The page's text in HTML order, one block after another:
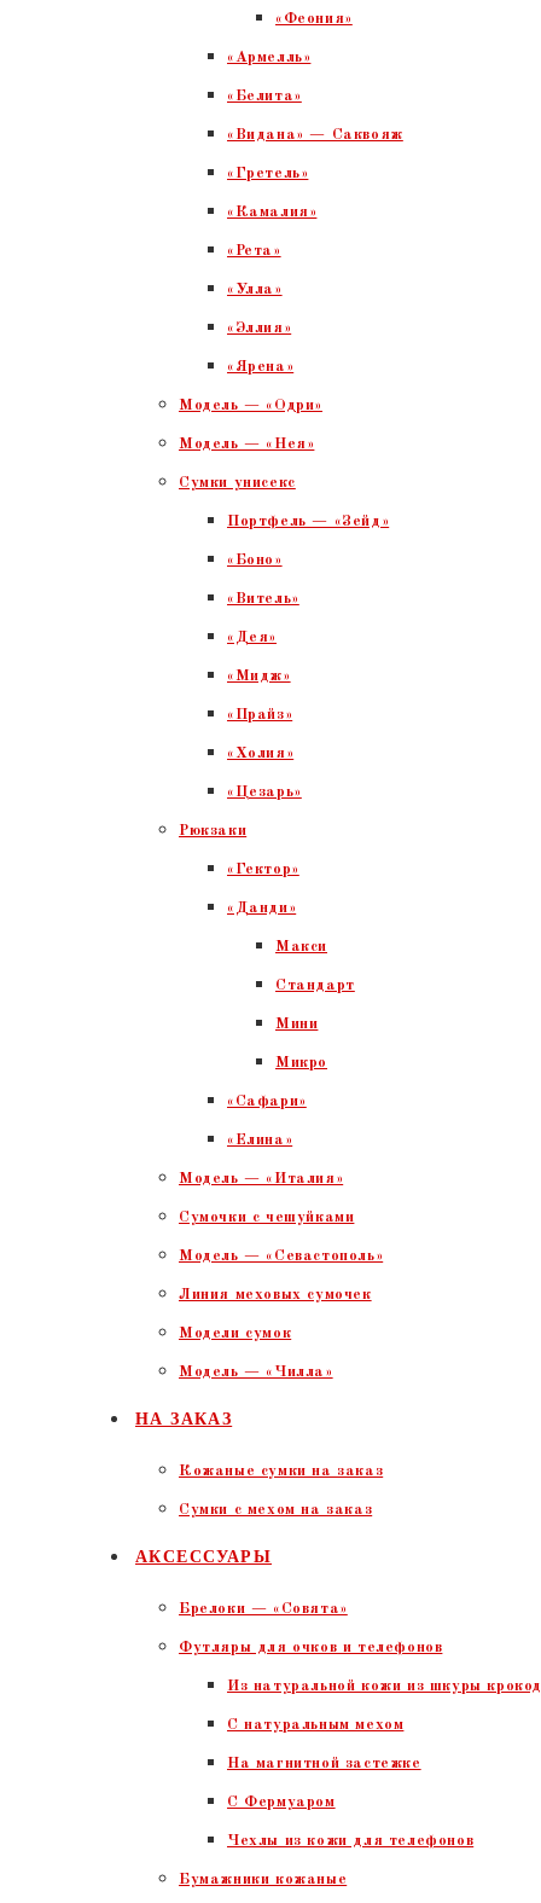
«Феония»
«Армелль»
«Белита»
«Видана» — Саквояж
«Гретель»
«Камалия»
«Рета»
«Улла»
«Эллия»
«Ярена»
Модель — «Одри»
Модель — «Нея»
Сумки унисекс
Портфель — «Зейд»
«Боно»
«Витель»
«Дея»
«Мидж»
«Прайз»
«Холия»
«Цезарь»
Рюкзаки
«Гектор»
«Данди»
Макси
Стандарт
Мини
Микро
«Сафари»
«Елина»
Модель — «Италия»
Сумочки с чешуйками
Модель — «Севастополь»
Линия меховых сумочек
Модели сумок
Модель — «Чилла»
НА ЗАКАЗ
Кожаные сумки на заказ
Сумки с мехом на заказ
АКСЕССУАРЫ
Брелоки — «Совята»
Футляры для очков и телефонов
Из натуральной кожи из шкуры
С натуральным мехом
На магнитной застежке
С Фермуаром
Чехлы из кожи для телефонов
Бумажники кожаные